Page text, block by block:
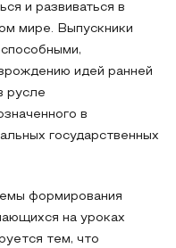
и развиваться в
мире. Выпускники
идей ранней
русле
в
государственных
формирования
на уроках
тем, что